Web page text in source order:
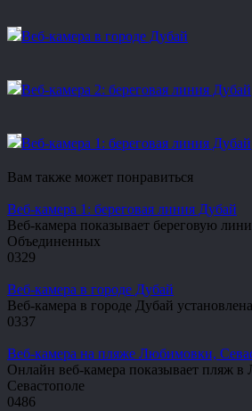
Веб-камера в городе Дубай
Веб-камера 2: береговая линия Дубай
Веб-камера 1: береговая линия Дубай
Вам также может понравиться
Веб-камера 1: береговая линия Дубай
Веб-камера показывает береговую
Объединенных
0329
Веб-камера в городе Дубай
Веб-камера в городе Дубай
0337
Веб-камера на пляже Любимовки,
Онлайн веб-камера показывает пляж
Севастополе
0486